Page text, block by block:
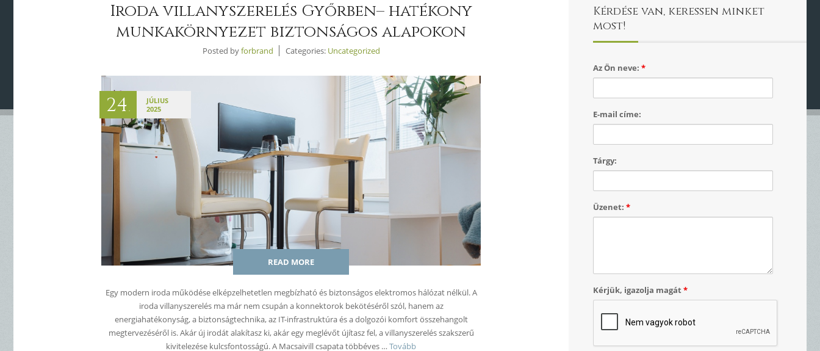
Iroda villanyszerelés Győrben– hatékony
munkakörnyezet biztonságos alapokon
Posted byforbrand Categories: Uncategorized
24.
JÚLIUS
2025
READ MORE
Egy modern iroda működése elképzelhetetlen megbízható és biztonságos elektromos hálózat nélkül. A
iroda villanyszerelés ma már nem csupán a konnektorok bekötéséről szól, hanem az
energiahatékonyság, a biztonságtechnika, az IT-infrastruktúra és a dolgozói komfort összehangolt
megtervezéséről is. Akár új irodát alakítasz ki, akár egy meglévőt újítasz fel, a villanyszerelés szakszerű
kivitelezése kulcsfontosságú. A Macsaivill csapata többéves … Tovább
Kérdése van, keressen minket
most!
Az Ön neve: *
E-mail címe:
Tárgy:
Üzenet: *
Kérjük, igazolja magát*